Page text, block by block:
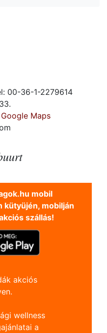
00-36-1-2279614
Maps
mobil
kütyüjén, mobilján
szállás!
akciós
wellness
a